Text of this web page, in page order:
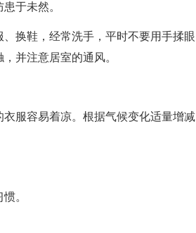
于未然。
换鞋，经常洗手，平时不要用手揉眼
并注意居室的通风。
服容易着凉。根据气候变化适量增减
。